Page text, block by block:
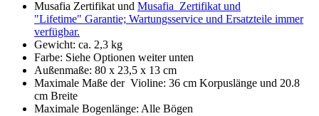
Musafia Zertifikat und Musafia Zertifikat und
"Lifetime" Garantie; Wartungsservice und Ersatzteile immer
verfügbar.
Gewicht: ca. 2,3 kg
Farbe: Siehe Optionen weiter unten
Außenmaße: 80 x 23,5 x 13 cm
Maximale Maße der Violine: 36 cm Korpuslänge und 20.8
cm Breite
Maximale Bogenlänge: Alle Bögen